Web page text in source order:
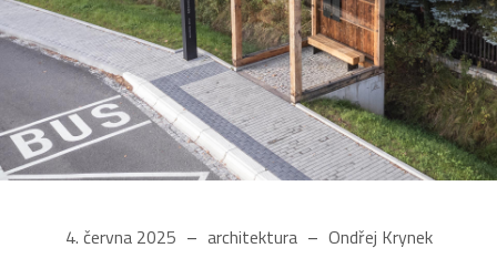
4. června 2025 architektura Ondřej Krynek